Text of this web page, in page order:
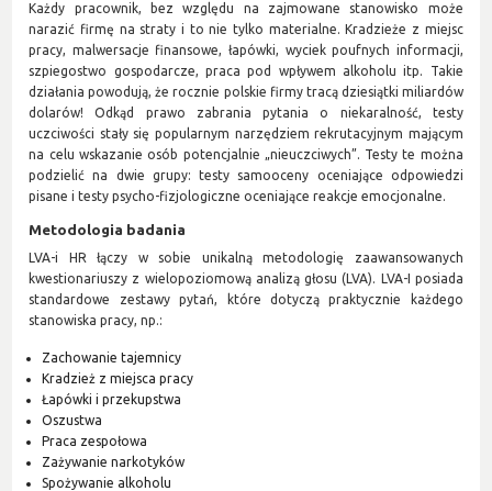
Każdy pracownik, bez względu na zajmowane stanowisko może
narazić firmę na straty i to nie tylko materialne. Kradzieże z miejsc
pracy, malwersacje finansowe, łapówki, wyciek poufnych informacji,
szpiegostwo gospodarcze, praca pod wpływem alkoholu itp. Takie
działania powodują, że rocznie polskie firmy tracą dziesiątki miliardów
dolarów! Odkąd prawo zabrania pytania o niekaralność, testy
uczciwości stały się popularnym narzędziem rekrutacyjnym mającym
na celu wskazanie osób potencjalnie „nieuczciwych”. Testy te można
podzielić na dwie grupy: testy samooceny oceniające odpowiedzi
pisane i testy psycho-fizjologiczne oceniające reakcje emocjonalne.
Metodologia badania
LVA-i HR łączy w sobie unikalną metodologię zaawansowanych
kwestionariuszy z wielopoziomową analizą głosu (LVA). LVA-I posiada
standardowe zestawy pytań, które dotyczą praktycznie każdego
stanowiska pracy, np.:
Zachowanie tajemnicy
Kradzież z miejsca pracy
Łapówki i przekupstwa
Oszustwa
Praca zespołowa
Zażywanie narkotyków
Spożywanie alkoholu